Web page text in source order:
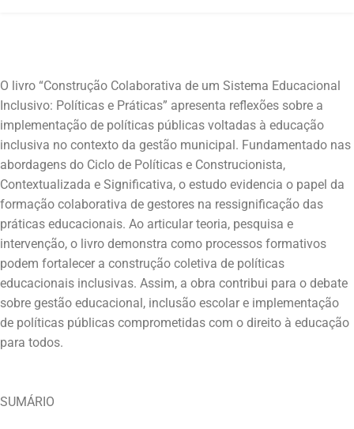
O livro “Construção Colaborativa de um Sistema Educacional
Inclusivo: Políticas e Práticas” apresenta reflexões sobre a
implementação de políticas públicas voltadas à educação
inclusiva no contexto da gestão municipal. Fundamentado nas
abordagens do Ciclo de Políticas e Construcionista,
Contextualizada e Significativa, o estudo evidencia o papel da
formação colaborativa de gestores na ressignificação das
práticas educacionais. Ao articular teoria, pesquisa e
intervenção, o livro demonstra como processos formativos
podem fortalecer a construção coletiva de políticas
educacionais inclusivas. Assim, a obra contribui para o debate
sobre gestão educacional, inclusão escolar e implementação
de políticas públicas comprometidas com o direito à educação
SUMÁRIO